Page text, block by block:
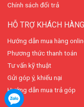
Chính sách đổi trả
HỖ TRỢ KHÁCH HÀNG
Hướng dẫn mua hàng
Phương thức thanh toán
Tư vấn kỹ thuật
Gửi góp ý, khiếu nại
Hướng dẫn mua trả góp